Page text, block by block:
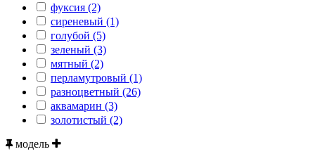
фуксия (2)
сиреневый (1)
голубой (5)
зеленый (3)
мятный (2)
перламутровый (1)
разноцветный (26)
аквамарин (3)
золотистый (2)
модель